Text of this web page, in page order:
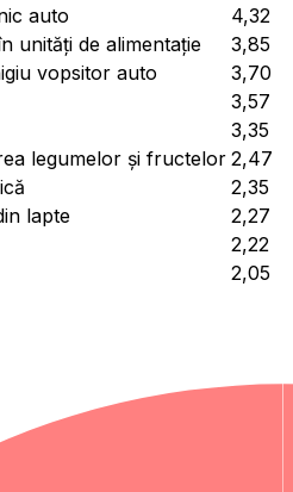
auto
4,32
unități de alimentație
3,85
vopsitor auto
3,70
3,57
3,35
legumelor și fructelor 2,47
2,35
lapte
2,27
2,22
2,05